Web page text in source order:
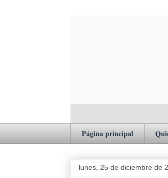
Página principal
lunes, 25 de diciembre de